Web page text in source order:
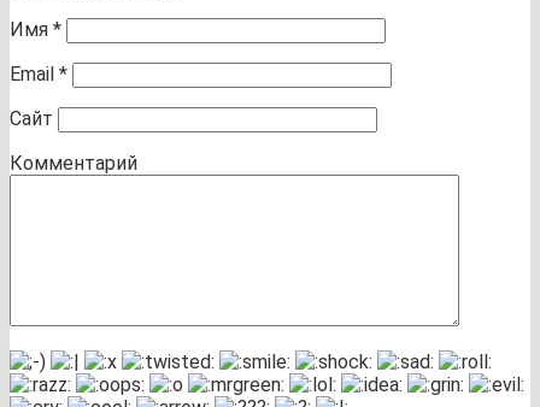
Имя *
Email *
Сайт
Комментарий